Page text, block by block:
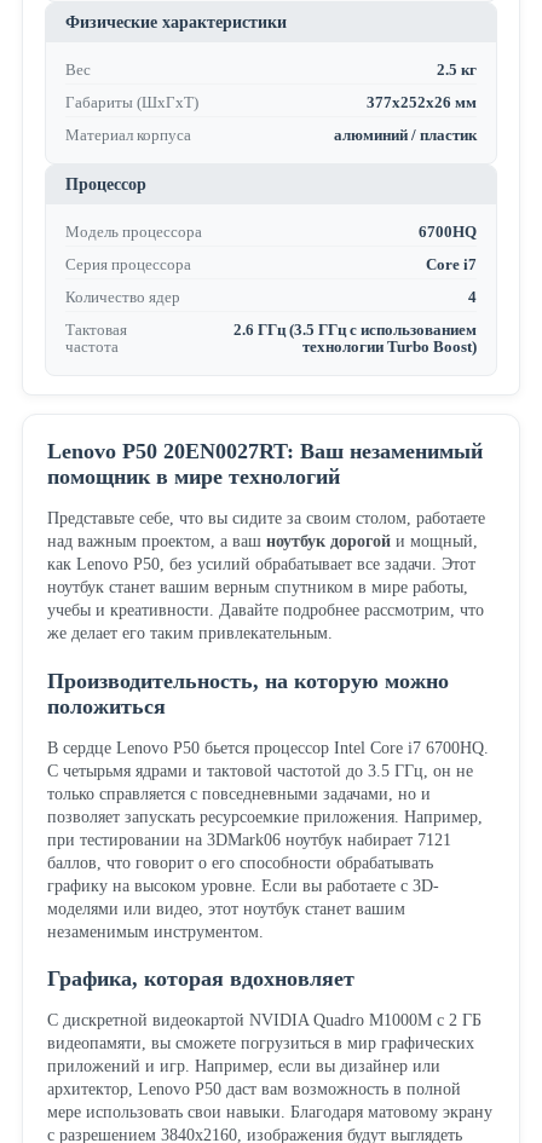
Физические характеристики
Вес
2.5 кг
Габариты (ШхГхТ)
377х252х26 мм
Материал корпуса
алюминий / пластик
Процессор
Модель процессора
6700HQ
Серия процессора
Core i7
Количество ядер
4
Тактовая
частота
2.6 ГГц (3.5 ГГц с использованием
технологии Turbo Boost)
Lenovo P50 20EN0027RT: Ваш незаменимый
помощник в мире технологий
Представьте себе, что вы сидите за своим столом, работаете
над важным проектом, а ваш ноутбук дорогойи мощный,
как Lenovo P50, без усилий обрабатывает все задачи. Этот
ноутбук станет вашим верным спутником в мире работы,
учебы и креативности. Давайте подробнее рассмотрим, что
же делает его таким привлекательным.
Производительность, на которую можно
положиться
В сердце Lenovo P50 бьется процессор Intel Core i7 6700HQ.
С четырьмя ядрами и тактовой частотой до 3.5 ГГц, он не
только справляется с повседневными задачами, но и
позволяет запускать ресурсоемкие приложения. Например,
при тестировании на 3DMark06 ноутбук набирает 7121
баллов, что говорит о его способности обрабатывать
графику на высоком уровне. Если вы работаете с 3D-
моделями или видео, этот ноутбук станет вашим
незаменимым инструментом.
Графика, которая вдохновляет
С дискретной видеокартой NVIDIA Quadro M1000M с 2 ГБ
видеопамяти, вы сможете погрузиться в мир графических
приложений и игр. Например, если вы дизайнер или
архитектор, Lenovo P50 даст вам возможность в полной
мере использовать свои навыки. Благодаря матовому экрану
с разрешением 3840x2160, изображения будут выглядеть